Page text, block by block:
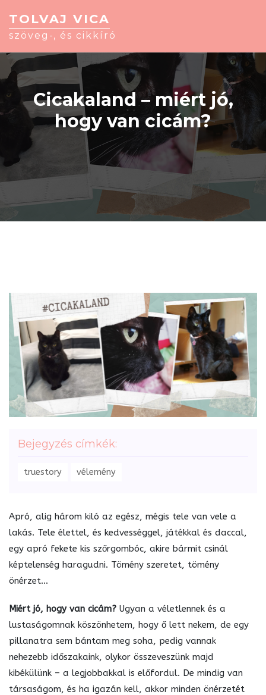
TOLVAJ VICA
szöveg-, és cikkíró
Cicakaland – miért jó,
hogy van cicám?
Bejegyzés címkék:
truestory vélemény
Apró, alig három kiló az egész, mégis tele van vele a
lakás. Tele élettel, és kedvességgel, játékkal és daccal,
egy apró fekete kis szőrgombóc, akire bármit csinál
képtelenség haragudni. Tömény szeretet, tömény
önérzet…
Miért jó, hogy van cicám? Ugyan a véletlennek és a
lustaságomnak köszönhetem, hogy ő lett nekem, de egy
pillanatra sem bántam meg soha, pedig vannak
nehezebb időszakaink, olykor összeveszünk majd
kibékülünk – a legjobbakkal is előfordul. De mindig van
társaságom, és ha igazán kell, akkor minden önérzetét